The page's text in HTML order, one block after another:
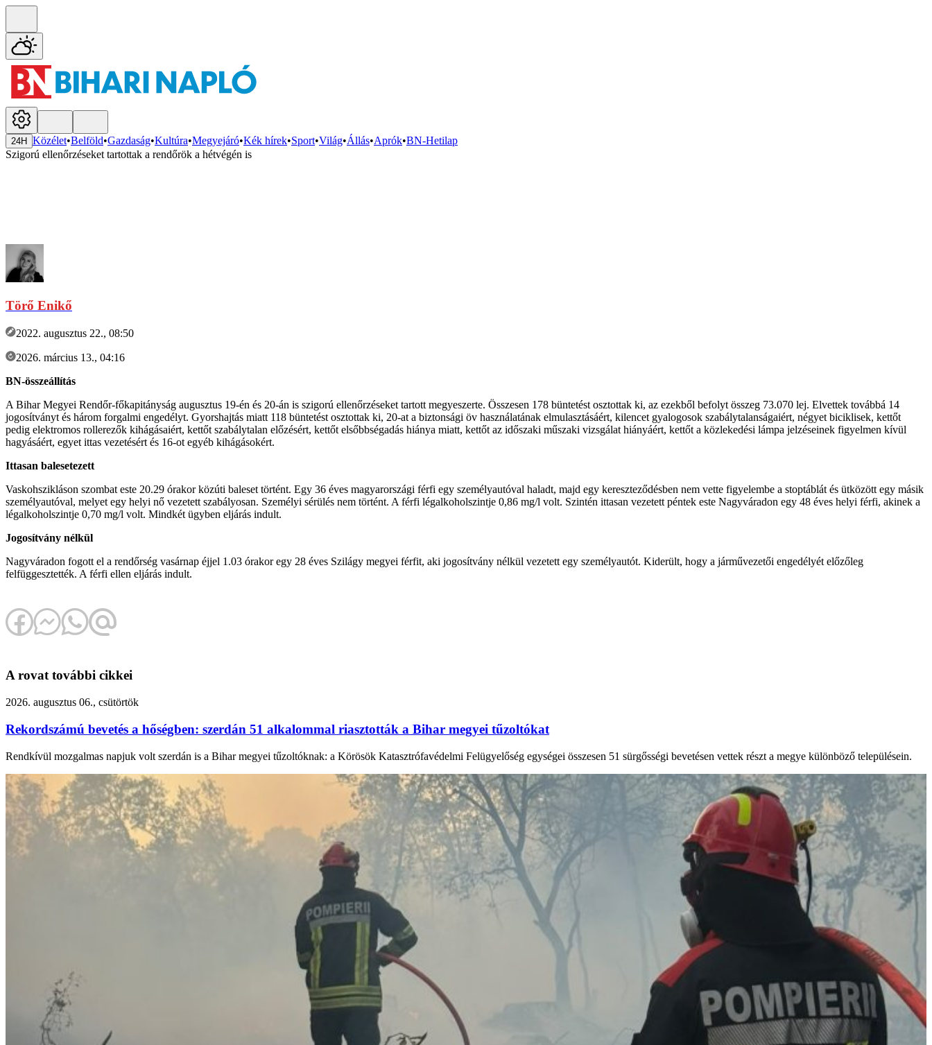
24H Közélet•Belföld•Gazdaság•Kultúra•Megyejáró•Kék hírek•Sport•Világ•Állás•Aprók•BN-Hetilap
Szigorú ellenőrzéseket tartottak a rendőrök a hétvégén is
Törő Enikő
2022. augusztus 22., 08:50
2026. március 13., 04:16
BN-összeállítás
A Bihar Megyei Rendőr-főkapitányság augusztus 19-én és 20-án is szigorú ellenőrzéseket tartott megyeszerte. Összesen 178 büntetést osztottak ki, az ezekből befolyt összeg 73.070 lej. Elvettek továbbá 14
jogosítványt és három forgalmi engedélyt. Gyorshajtás miatt 118 büntetést osztottak ki, 20-at a biztonsági öv használatának elmulasztásáért, kilencet gyalogosok szabálytalanságaiért, négyet biciklisek, kettőt
pedig elektromos rollerezők kihágásaiért, kettőt szabálytalan előzésért, kettőt elsőbbségadás hiánya miatt, kettőt az időszaki műszaki vizsgálat hiányáért, kettőt a közlekedési lámpa jelzéseinek figyelmen kívül
hagyásáért, egyet ittas vezetésért és 16-ot egyéb kihágásokért.
Ittasan balesetezett
Vaskohszikláson szombat este 20.29 órakor közúti baleset történt. Egy 36 éves magyarországi férfi egy személyautóval haladt, majd egy kereszteződésben nem vette figyelembe a stoptáblát és ütközött egy másik
személyautóval, melyet egy helyi nő vezetett szabályosan. Személyi sérülés nem történt. A férfi légalkoholszintje 0,86 mg/l volt. Szintén ittasan vezetett péntek este Nagyváradon egy 48 éves helyi férfi, akinek a
légalkoholszintje 0,70 mg/l volt. Mindkét ügyben eljárás indult.
Jogosítvány nélkül
Nagyváradon fogott el a rendőrség vasárnap éjjel 1.03 órakor egy 28 éves Szilágy megyei férfit, aki jogosítvány nélkül vezetett egy személyautót. Kiderült, hogy a járművezetői engedélyét előzőleg
felfüggesztették. A férfi ellen eljárás indult.
A rovat további cikkei
2026. augusztus 06., csütörtök
Rekordszámú bevetés a hőségben: szerdán 51 alkalommal riasztották a Bihar megyei tűzoltókat
Rendkívül mozgalmas napjuk volt szerdán is a Bihar megyei tűzoltóknak: a Körösök Katasztrófavédelmi Felügyelőség egységei összesen 51 sürgősségi bevetésen vettek részt a megye különböző településein.